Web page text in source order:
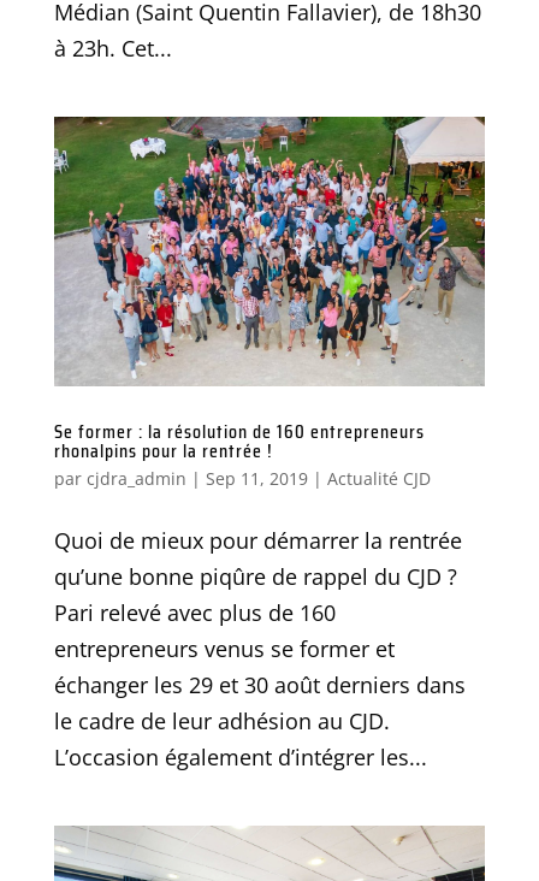
Médian (Saint Quentin Fallavier), de 18h30
à 23h. Cet...
Se former : la résolution de 160 entrepreneurs
rhonalpins pour la rentrée !
par cjdra_admin | Sep 11, 2019| Actualité CJD
Quoi de mieux pour démarrer la rentrée
qu’une bonne piqûre de rappel du CJD ?
Pari relevé avec plus de 160
entrepreneurs venus se former et
échanger les 29 et 30 août derniers dans
le cadre de leur adhésion au CJD.
L’occasion également d’intégrer les...